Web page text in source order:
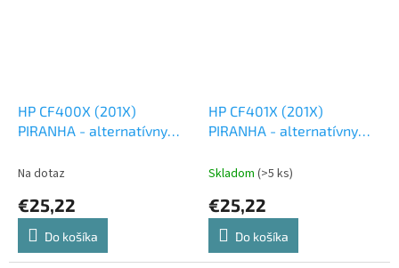
HP CF400X (201X)
PIRANHA - alternatívny
Na dotaz
€25,22
Do košíka
HP CF401X (201X)
PIRANHA - alternatívny
Skladom (>5 ks)
€25,22
Do košíka